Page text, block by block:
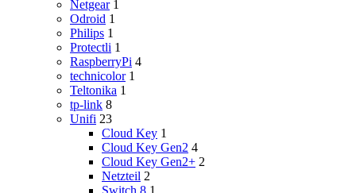
Netgear 1
Odroid 1
Philips 1
Protectli 1
RaspberryPi 4
technicolor 1
Teltonika 1
tp-link 8
Unifi 23
Cloud Key 1
Cloud Key Gen2 4
Cloud Key Gen2+ 2
Netzteil 2